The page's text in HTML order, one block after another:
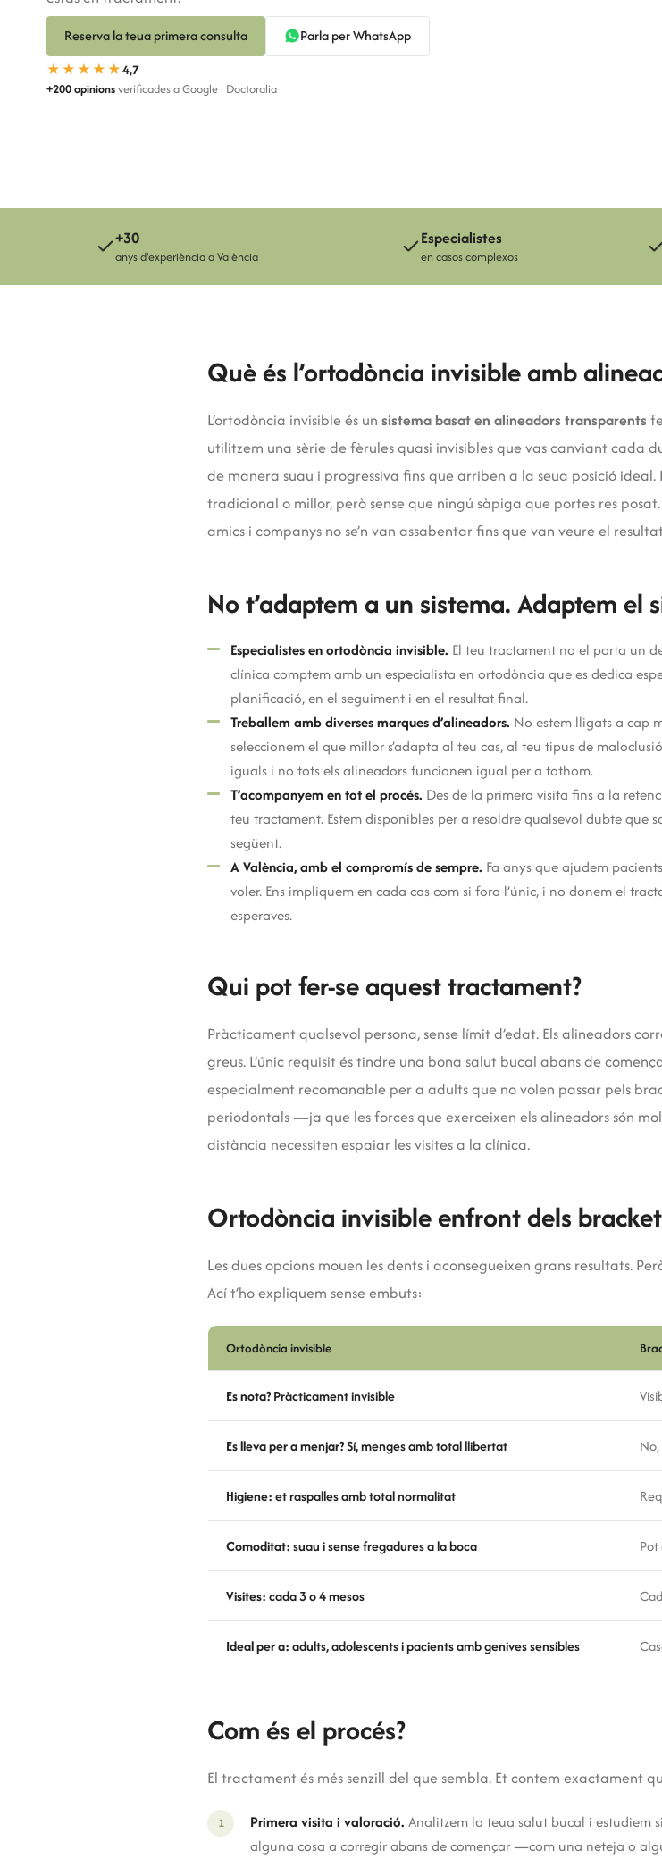
Susana Pérez
Reserva la teua primera consulta Parla per WhatsApp
★★★★★4,7
+200 opinionsverificades a Google i Doctoralia
+30
anys d'experiència a València
Especialistes
en casos complexos
Què és l’ortodòncia invisible amb
L’ortodòncia invisible és un sistema basat en alineadors transparents
utilitzem una sèrie de fèrules quasi invisibles que vas canviant cada
de manera suau i progressiva fins que arriben a la seua posició
tradicional o millor, però sense que ningú sàpiga que portes res
amics i companys no se’n van assabentar fins que van veure el
No t’adaptem a un sistema. Adaptem el
Especialistes en ortodòncia invisible. El teu tractament no el porta un
clínica comptem amb un especialista en ortodòncia que es dedica
planificació, en el seguiment i en el resultat final.
Treballem amb diverses marques d’alineadors. No estem lligats a cap
seleccionem el que millor s’adapta al teu cas, al teu tipus de
iguals i no tots els alineadors funcionen igual per a tothom.
T’acompanyem en tot el procés. Des de la primera visita fins a la
teu tractament. Estem disponibles per a resoldre qualsevol dubte que
següent.
A València, amb el compromís de sempre. Fa anys que ajudem
voler. Ens impliquem en cada cas com si fora l’únic, i no donem el
esperaves.
Qui pot fer-se aquest tractament?
Pràcticament qualsevol persona, sense límit d’edat. Els alineadors
greus. L’únic requisit és tindre una bona salut bucal abans de
especialment recomanable per a adults que no volen passar pels
periodontals —ja que les forces que exerceixen els alineadors són
distància necessiten espaiar les visites a la clínica.
Ortodòncia invisible enfront dels
Les dues opcions mouen les dents i aconsegueixen grans resultats.
Ací t’ho expliquem sense embuts:
Ortodòncia invisible
Es nota?Pràcticament invisible
Es lleva per a menjar?Sí, menges amb total llibertat
Higiene:et raspalles amb total normalitat
Comoditat:suau i sense fregadures a la boca
Visites:cada 3 o 4 mesos
Ideal per a:adults, adolescents i pacients amb genives sensibles
Com és el procés?
El tractament és més senzill del que sembla. Et contem exactament
Primera visita i valoració. Analitzem la teua salut bucal i estudiem
alguna cosa a corregir abans de començar —com una neteja o